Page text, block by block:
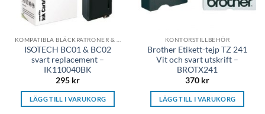
ISOTECH BC01 & BC02
svart replacement –
IK110040BK
295 kr
LÄGG TILL I VARUKORG
KONTORSTILLBEHÖR
Brother Etikett-tejp TZ 241
Vit och svart utskrift –
BROTX241
370 kr
LÄGG TILL I VARUKORG